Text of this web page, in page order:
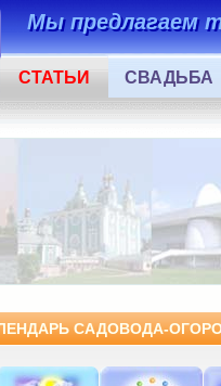
Мы предлагаем
СТАТЬИ СВАДЬБА
САДОВОДА-